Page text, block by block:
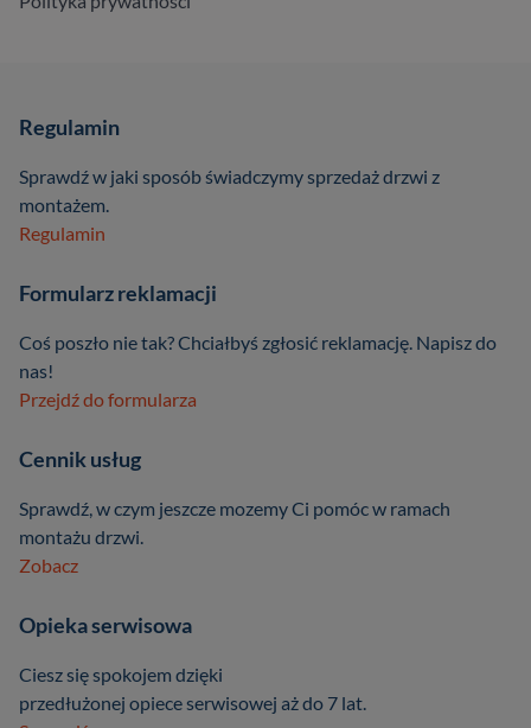
Regulamin
Sprawdź w jaki sposób świadczymy sprzedaż drzwi z
montażem.
Regulamin
Formularz reklamacji
Coś poszło nie tak? Chciałbyś zgłosić reklamację. Napisz do
nas!
Przejdź do formularza
Cennik usług
Sprawdź, w czym jeszcze mozemy Ci pomóc w ramach
montażu drzwi.
Zobacz
Opieka serwisowa
Ciesz się spokojem dzięki
przedłużonej opiece serwisowej aż do 7 lat.